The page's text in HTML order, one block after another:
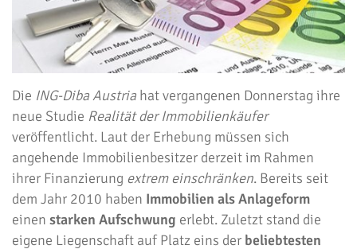
Die ING-Diba Austria hat vergangenen Donnerstag ihre
neue Studie Realität der Immobilienkäufer
veröffentlicht. Laut der Erhebung müssen sich
angehende Immobilienbesitzer derzeit im Rahmen
ihrer Finanzierung extrem einschränken. Bereits seit
dem Jahr 2010 haben Immobilien als Anlageform
einen starken Aufschwung erlebt. Zuletzt stand die
eigene Liegenschaft auf Platz eins der beliebtesten